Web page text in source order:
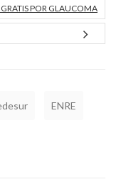
POR GLAUCOMA
ENRE